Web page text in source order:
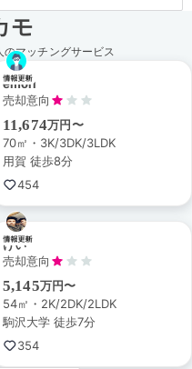
モ
マッチングサービス
emori
売却意向
11,674万円〜
70㎡・3K/3DK/3LDK
用賀 徒歩8分
454
けい
売却意向
5,145万円〜
54㎡・2K/2DK/2LDK
駒沢大学 徒歩7分
354